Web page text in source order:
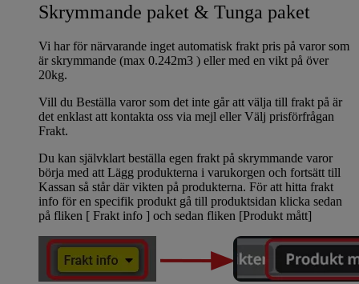
Skrymmande paket & Tunga paket
Vi har för närvarande inget automatisk frakt pris på varor som
är skrymmande (max 0.242m3 ) eller med en vikt på över
20kg.
Vill du Beställa varor som det inte går att välja till frakt på är
det enklast att kontakta oss via mejl eller Välj prisförfrågan
Frakt.
Du kan självklart beställa egen frakt på skrymmande varor
börja med att Lägg produkterna i varukorgen och fortsätt till
Kassan så står där vikten på produkterna. För att hitta frakt
info för en specifik produkt gå till produktsidan klicka sedan
på fliken [ Frakt info ] och sedan fliken [Produkt mått]